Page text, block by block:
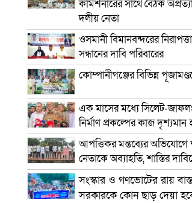
কমিশনারের সাথে বৈঠক
দলীয় নেতা
ওসমানী বিমানবন্দরের
সন্ধানের দাবি পরিবারের
কোম্পানীগঞ্জের বিভিন্ন
এক মাসের মধ্যে সিলেট-
নির্মাণ প্রকল্পের কাজ দৃশ্যমান
আপত্তিকর মন্তব্যের অভিযোগে
নেতাকে অব্যাহতি, শাস্তির
সংস্কার ও গণভোটের রায়
সরকারকে কোন ছাড় দেয়া